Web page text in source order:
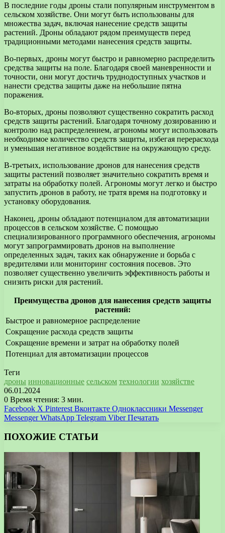
В последние годы дроны стали популярным инструментом в
сельском хозяйстве. Они могут быть использованы для
множества задач, включая нанесение средств защиты
растений. Дроны обладают рядом преимуществ перед
традиционными методами нанесения средств защиты.
Во-первых, дроны могут быстро и равномерно распределить
средства защиты на поле. Благодаря своей маневренности и
точности, они могут достичь труднодоступных участков и
нанести средства защиты даже на небольшие пятна
поражения.
Во-вторых, дроны позволяют существенно сократить расход
средств защиты растений. Благодаря точному дозированию и
контролю над распределением, агрономы могут использовать
необходимое количество средств защиты, избегая перерасхода
и уменьшая негативное воздействие на окружающую среду.
В-третьих, использование дронов для нанесения средств
защиты растений позволяет значительно сократить время и
затраты на обработку полей. Агрономы могут легко и быстро
запустить дронов в работу, не тратя время на подготовку и
установку оборудования.
Наконец, дроны обладают потенциалом для автоматизации
процессов в сельском хозяйстве. С помощью
специализированного программного обеспечения, агрономы
могут запрограммировать дронов на выполнение
определенных задач, таких как обнаружение и борьба с
вредителями или мониторинг состояния посевов. Это
позволяет существенно увеличить эффективность работы и
снизить риски для растений.
Преимущества дронов для нанесения средств защиты
растений:
Быстрое и равномерное распределение
Сокращение расхода средств защиты
Сокращение времени и затрат на обработку полей
Потенциал для автоматизации процессов
Теги
дроны инновационные сельском технологии хозяйстве
06.01.2024
0 Время чтения: 3 мин.
Facebook X Pinterest Вконтакте Одноклассники Messenger
Messenger WhatsApp Telegram Viber Печатать
ПОХОЖИЕ СТАТЬИ